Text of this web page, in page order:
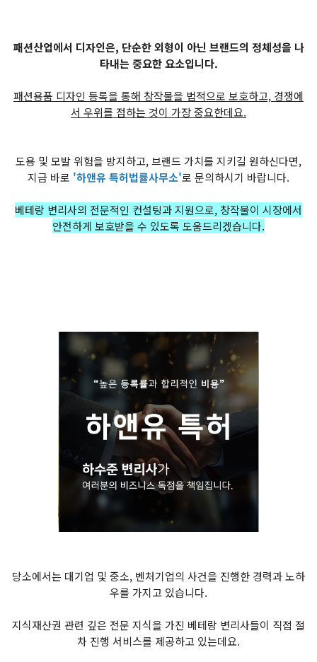
패션산업에서 디자인은, 단순한 외형이 아닌 브랜드의 정체성을 나
타내는 중요한 요소입니다.
패션용품 디자인 등록을 통해 창작물을 법적으로 보호하고, 경쟁에
서 우위를 점하는 것이 가장 중요한데요.
도용 및 모발 위험을 방지하고, 브랜드 가치를 지키길 원하신다면,
지금 바로 '하앤유 특허법률사무소'로 문의하시기 바랍니다.
베테랑 변리사의 전문적인 컨설팅과 지원으로, 창작물이 시장에서
안전하게 보호받을 수 있도록 도움드리겠습니다.
당소에서는 대기업 및 중소, 벤처기업의 사건을 진행한 경력과 노하
우를 가지고 있습니다.
지식재산권 관련 깊은 전문 지식을 가진 베테랑 변리사들이 직접 절
차 진행 서비스를 제공하고 있는데요.